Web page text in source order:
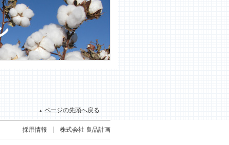
ページの先頭へ戻る
株式会社 良品計画
採用情報